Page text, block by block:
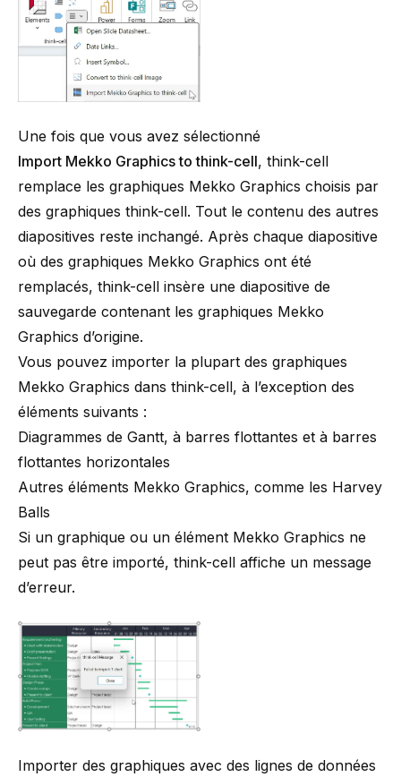
Une fois que vous avez sélectionné
Import Mekko Graphics to think-cell, think-cell
remplace les graphiques Mekko Graphics choisis par
des graphiques think-cell. Tout le contenu des autres
diapositives reste inchangé. Après chaque diapositive
où des graphiques Mekko Graphics ont été
remplacés, think-cell insère une diapositive de
sauvegarde contenant les graphiques Mekko
Graphics d’origine.
Vous pouvez importer la plupart des graphiques
Mekko Graphics dans think-cell, à l’exception des
éléments suivants :
Diagrammes de Gantt, à barres flottantes et à barres
flottantes horizontales
Autres éléments Mekko Graphics, comme les Harvey
Balls
Si un graphique ou un élément Mekko Graphics ne
peut pas être importé, think-cell affiche un message
d’erreur.
Importer des graphiques avec des lignes de données